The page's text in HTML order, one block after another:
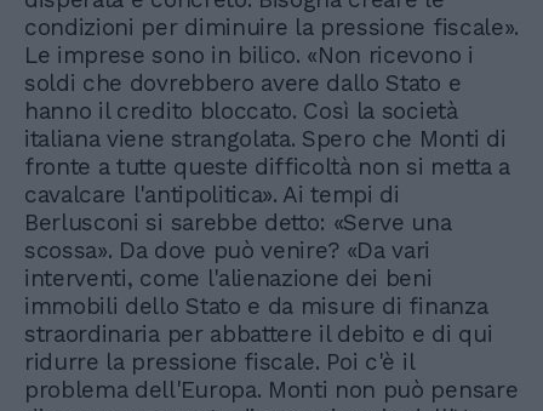
condizioni per diminuire la pressione fiscale».
Le imprese sono in bilico. «Non ricevono i
soldi che dovrebbero avere dallo Stato e
hanno il credito bloccato. Così la società
italiana viene strangolata. Spero che Monti di
fronte a tutte queste difficoltà non si metta a
cavalcare l'antipolitica». Ai tempi di
Berlusconi si sarebbe detto: «Serve una
scossa». Da dove può venire? «Da vari
interventi, come l'alienazione dei beni
immobili dello Stato e da misure di finanza
straordinaria per abbattere il debito e di qui
ridurre la pressione fiscale. Poi c'è il
problema dell'Europa. Monti non può pensare